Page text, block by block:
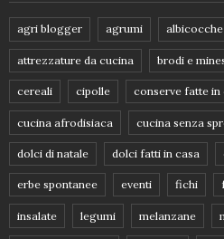
agri blogger agrumi albicocche
attrezzature da cucina brodi e
cereali cipolle conserve fatte in
cucina afrodisiaca cucina senza
dolci di natale dolci fatti in casa
erbe spontanee eventi fichi
insalate legumi melanzane